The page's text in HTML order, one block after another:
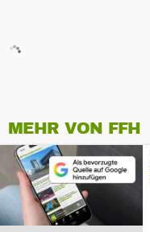
MEHR VON FFH